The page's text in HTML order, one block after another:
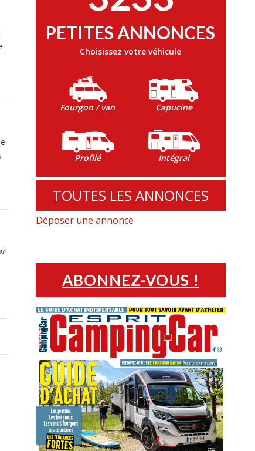
PETITES ANNONCES
Choisissez votre véhicule
Fourgon / van Capucine
Profilé Intégral
TOUTES LES ANNONCES
Déposer une annonce
ABONNEZ-VOUS !